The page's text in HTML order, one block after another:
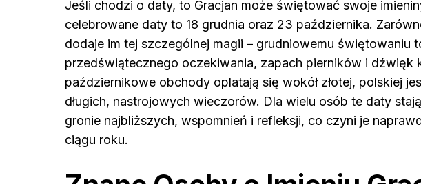
Jeśli chodzi o daty, to Gracjan może świętować swoje
celebrowane daty to 18 grudnia oraz 23 października.
dodaje im tej szczególnej magii – grudniowemu świętowaniu
przedświątecznego oczekiwania, zapach pierników i dźwięk
październikowe obchody oplatają się wokół złotej, polskiej
długich, nastrojowych wieczorów. Dla wielu osób te daty
gronie najbliższych, wspomnień i refleksji, co czyni je
ciągu roku.